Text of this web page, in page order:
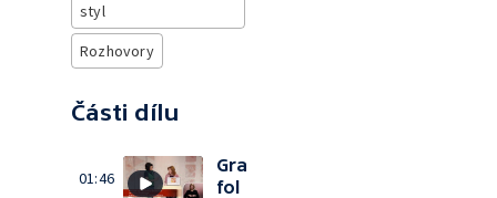
styl
Rozhovory
Části dílu
01:46
Gra
fol